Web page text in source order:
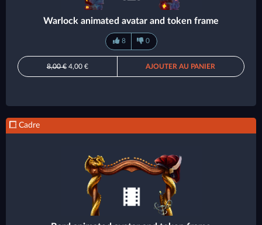
Warlock animated avatar and token frame
8 0
8,00 €4,00 € AJOUTER AU PANIER
Cadre